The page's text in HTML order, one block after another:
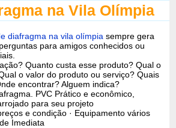
na Vila Olímpia
diafragma na vila olímpia sempre gera
para amigos conhecidos ou
Quanto custa esse produto? Qual o
o valor do produto ou serviço? Quais
encontrar? Alguem indica?
PVC Prático e econômico,
para seu projeto
e condição · Equipamento vários
Imediata